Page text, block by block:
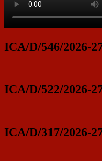
ICA/D/546/2026-
ICA/D/522/2026-
ICA/D/317/2026-